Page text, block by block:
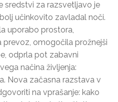
sredstvi za razsvetljavo je
učinkovito zavladal noči.
uporabo prostora,
prevoz, omogočila prožnejši
odprla pot zabavni
načina življenja:
Nova začasna razstava v
na vprašanje: kako